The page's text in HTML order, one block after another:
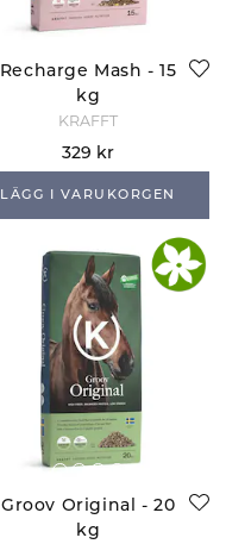
Recharge Mash - 15
kg
KRAFFT
329 kr
LÄGG I VARUKORGEN
Groov Original - 20
kg